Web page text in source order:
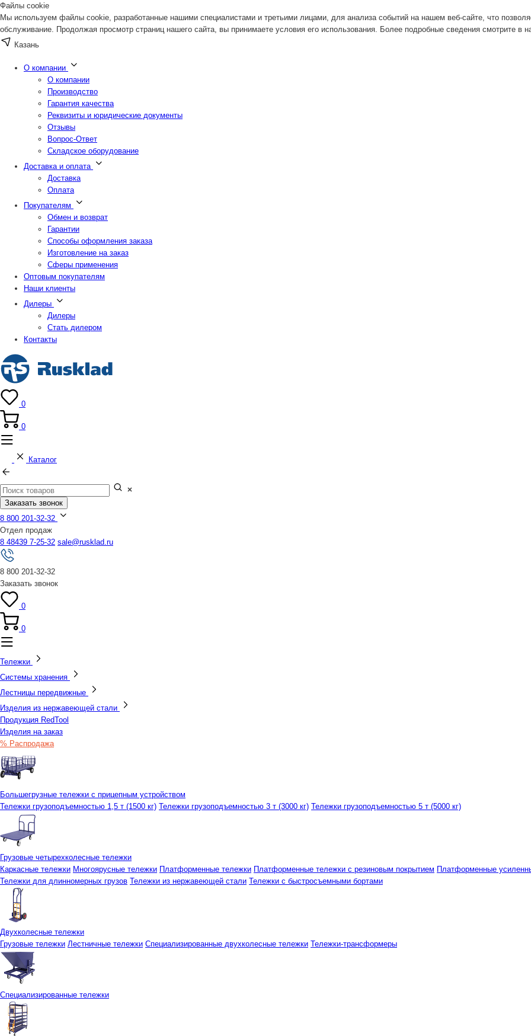
Файлы cookie
Мы используем файлы cookie, разработанные нашими специалистами и третьими лицами, для анализа событий на нашем веб-сайте, что
обслуживание. Продолжая просмотр страниц нашего сайта, вы принимаете условия его использования. Более подробные сведения смотрите в
Казань
О компании
О компании
Производство
Гарантия качества
Реквизиты и юридические документы
Отзывы
Вопрос-Ответ
Складское оборудование
Доставка и оплата
Доставка
Оплата
Покупателям
Обмен и возврат
Гарантии
Способы оформления заказа
Изготовление на заказ
Сферы применения
Оптовым покупателям
Наши клиенты
Дилеры
Дилеры
Стать дилером
Контакты
0
0
Каталог
Заказать звонок
8 800 201-32-32
Отдел продаж
8 48439 7-25-32 sale@rusklad.ru
8 800 201-32-32
Заказать звонок
0
0
Тележки
Системы хранения
Лестницы передвижные
Изделия из нержавеющей стали
Продукция RedTool
Изделия на заказ
% Распродажа
Большегрузные тележки с прицепным устройством
Тележки грузоподъемностью 1,5 т (1500 кг) Тележки грузоподъемностью 3 т (3000 кг) Тележки грузоподъемностью 5 т (5000 кг)
Грузовые четырехколесные тележки
Каркасные тележки Многоярусные тележки Платформенные тележки Платформенные тележки с резиновым покрытием Платформенные
Тележки для длинномерных грузов Тележки из нержавеющей стали Тележки с быстросъемными бортами
Двухколесные тележки
Грузовые тележки Лестничные тележки Специализированные двухколесные тележки Тележки-трансформеры
Специализированные тележки